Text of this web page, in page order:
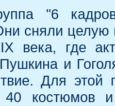
"6
сняли целую
века, где
и
Для этой
40 костюмов